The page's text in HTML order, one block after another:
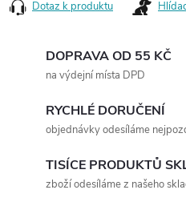
Dotaz k produktu
DOPRAVA OD 55 KČ
na výdejní místa DPD
RYCHLÉ DORUČENÍ
objednávky odesíláme
TISÍCE PRODUKTŮ
zboží odesíláme z našeho